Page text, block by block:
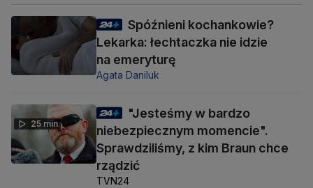
Spóźnieni kochankowie?
Lekarka: łechtaczka nie idzie
na emeryturę
Agata Daniluk
25 min
"Jesteśmy w bardzo
niebezpiecznym momencie".
Sprawdziliśmy, z kim Braun chce
rządzić
TVN24